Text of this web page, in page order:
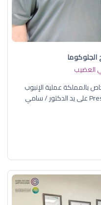
الجلوكوما
العضيب
بالمملكة عملية الإنبوب
المجهري "بريسرفلو" Preserflo Microshunt على يد الدكتور / سامي